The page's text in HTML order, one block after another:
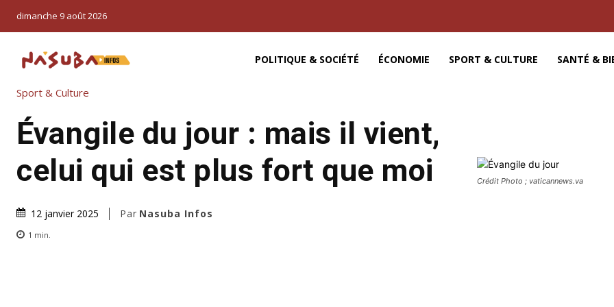
dimanche 9 août 2026
POLITIQUE & SOCIÉTÉ ÉCONOMIE SPORT & CULTURE SANTÉ &
Sport & Culture
Évangile du jour : mais il vient,
celui qui est plus fort que moi
12 janvier 2025 Par Nasuba Infos
1 min.
Crédit Photo ; vaticannews.va